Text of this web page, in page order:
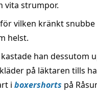
vita strumpor.
vilken kränkt snubbe
helst.
han dessutom
på läktaren tills
i boxershorts på